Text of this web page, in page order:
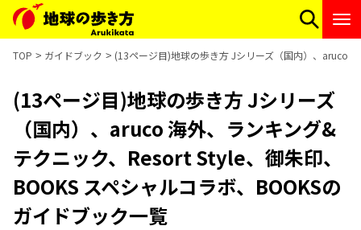
TOP ガイドブック (13ページ目)地球の歩き方 Jシリーズ（国内）、aruco
(13ページ目)地球の歩き方 Jシリーズ
（国内）、aruco 海外、ランキング&
テクニック、Resort Style、御朱印、
BOOKS スペシャルコラボ、BOOKSの
ガイドブック一覧